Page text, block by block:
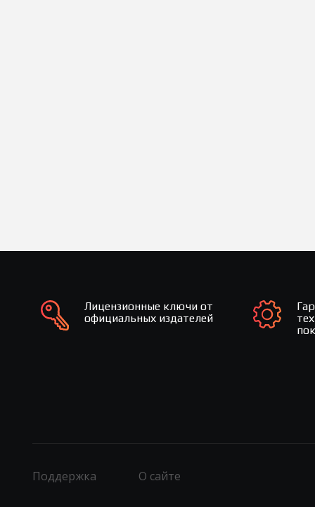
Лицензионные ключи от
официальных издателей
Поддержка О сайте